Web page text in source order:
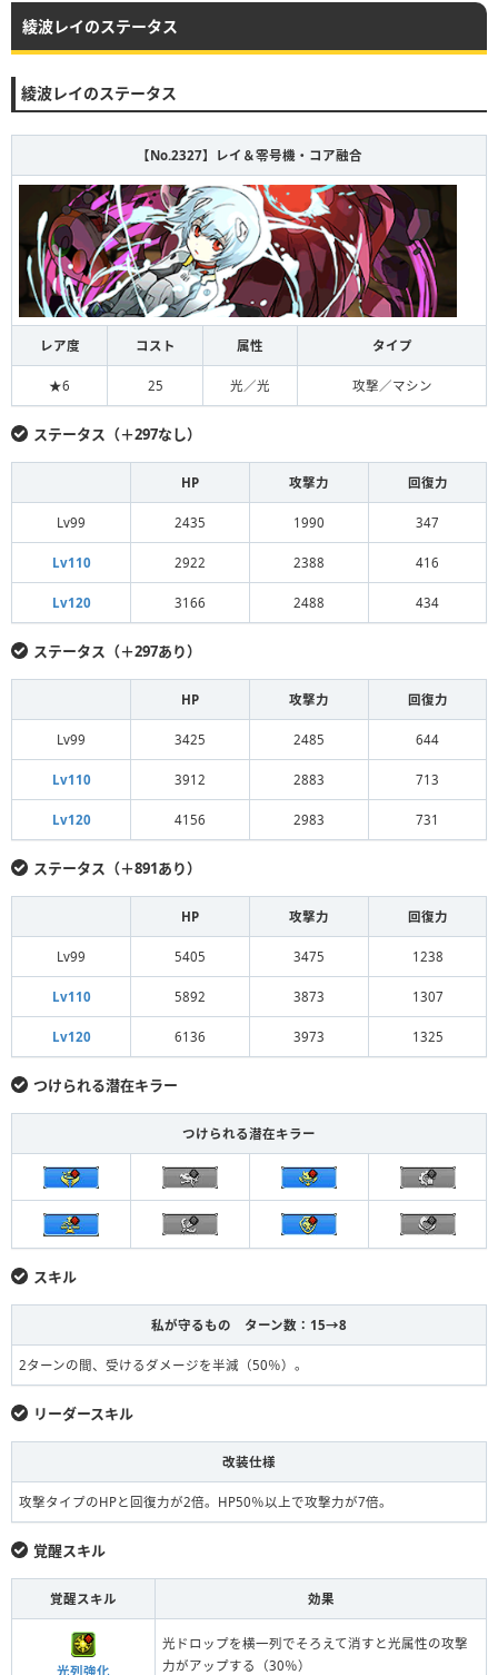
綾波レイのステータス
綾波レイのステータス
【No.2327】レイ＆零号機・コア融合
レア度 コスト 属性 タイプ
★6 25 光／光 攻撃／マシン
ステータス（＋297なし）
HP 攻撃力 回復力
Lv99 2435 1990 347
Lv110 2922 2388 416
Lv120 3166 2488 434
ステータス（＋297あり）
HP 攻撃力 回復力
Lv99 3425 2485 644
Lv110 3912 2883 713
Lv120 4156 2983 731
ステータス（＋891あり）
HP 攻撃力 回復力
Lv99 5405 3475 1238
Lv110 5892 3873 1307
Lv120 6136 3973 1325
つけられる潜在キラー
つけられる潜在キラー
スキル
私が守るもの ターン数：15→8
2ターンの間、受けるダメージを半減（50％）。
リーダースキル
改装仕様
攻撃タイプのHPと回復力が2倍。HP50％以上で攻撃力が7倍。
覚醒スキル
覚醒スキル 効果
光列強化
光ドロップを横一列でそろえて消すと光属性の攻撃
力がアップする（30％）